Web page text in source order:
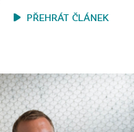
PŘEHRÁT ČLÁNEK